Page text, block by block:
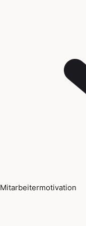
Mitarbeitermotivation